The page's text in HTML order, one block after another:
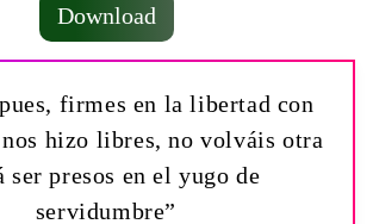
Download
firmes en la libertad con
hizo libres, no volváis otra
ser presos en el yugo de
servidumbre”